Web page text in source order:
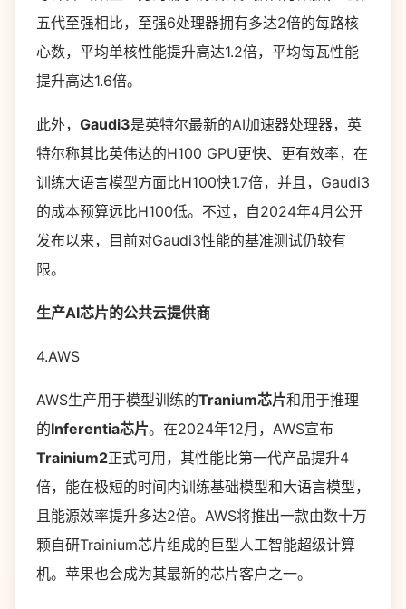
五代至强相比，至强6处理器拥有多达2倍的每路核
心数，平均单核性能提升高达1.2倍，平均每瓦性能
提升高达1.6倍。
此外， Gaudi3是英特尔最新的AI加速器处理器，英
特尔称其比英伟达的H100 GPU更快、更有效率，在
训练大语言模型方面比H100快1.7倍，并且，Gaudi3
的成本预算远比H100低。不过，自2024年4月公开
发布以来，目前对Gaudi3性能的基准测试仍较有
限。
生产AI芯片的公共云提供商
4.AWS
AWS生产用于模型训练的Tranium芯片和用于推理
的Inferentia芯片。在2024年12月，AWS宣布
Trainium2正式可用，其性能比第一代产品提升4
倍，能在极短的时间内训练基础模型和大语言模型，
且能源效率提升多达2倍。AWS将推出一款由数十万
颗自研Trainium芯片组成的巨型人工智能超级计算
机。苹果也会成为其最新的芯片客户之一。